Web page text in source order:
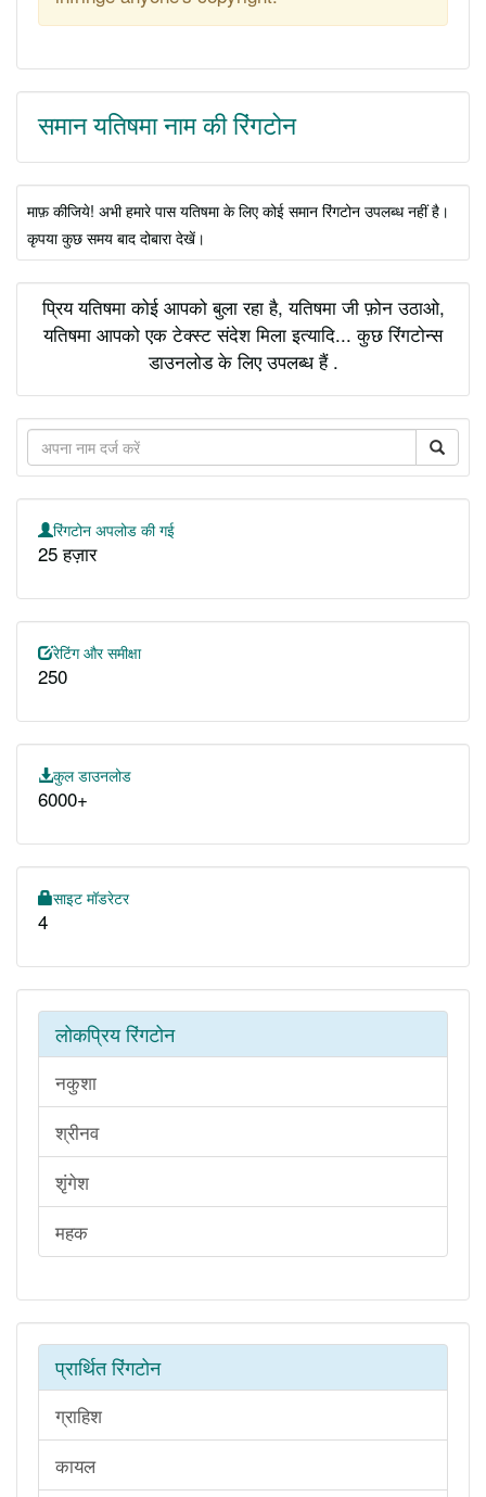
समान यतिषमा नाम की रिंगटोन
माफ़ कीजिये! अभी हमारे पास यतिषमा के लिए कोई समान रिंगटोन उपलब्ध नहीं है।
कृपया कुछ समय बाद दोबारा देखें।
प्रिय यतिषमा कोई आपको बुला रहा है, यतिषमा जी फ़ोन उठाओ,
यतिषमा आपको एक टेक्स्ट संदेश मिला इत्यादि... कुछ रिंगटोन्स
डाउनलोड के लिए उपलब्ध हैं .
रिंगटोन अपलोड की गई
25 हज़ार
रेटिंग और समीक्षा
250
कुल डाउनलोड
6000+
साइट मॉडरेटर
4
लोकप्रिय रिंगटोन
नकुशा
श्रीनव
शृंगेश
महक
प्रार्थित रिंगटोन
ग्राहिश
कायल